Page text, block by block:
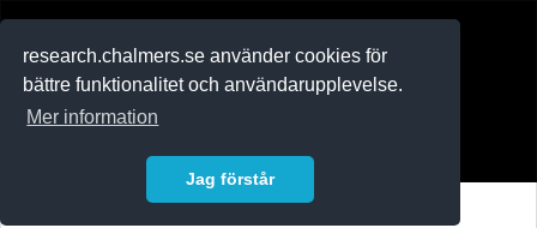
research.chalmers.se använder cookies för
bättre funktionalitet och användarupplevelse.
Mer information
Jag förstår